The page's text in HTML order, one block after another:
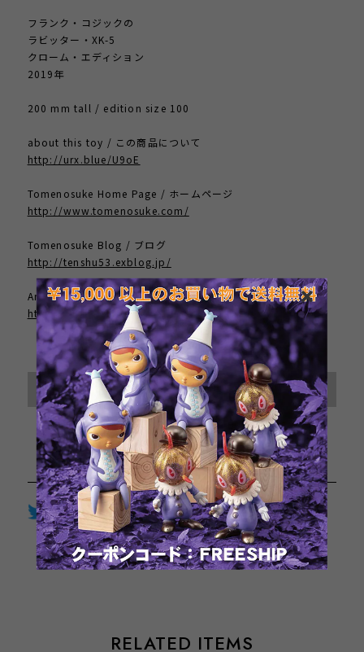
フランク・コジックの
ラビッター・XK-5
クローム・エディション
2019年
200 mm tall / edition size 100
about this toy / この商品について
http://urx.blue/U9oE
Tomenosuke Home Page / ホームページ
http://www.tomenosuke.com/
Tomenosuke Blog / ブログ
http://tenshu53.exblog.jp/
Artist Home Page / 作者のサイト
http://www.frankkozik.net/
International shipping available
Sold out
日本国内にお住まいの方向け
Twitter LINE Facebook
通報する
RELATED ITEMS